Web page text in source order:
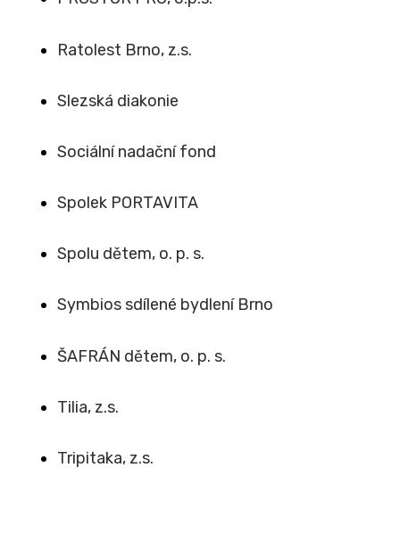
Ratolest Brno, z.s.
Slezská diakonie
Sociální nadační fond
Spolek PORTAVITA
Spolu dětem, o. p. s.
Symbios sdílené bydlení Brno
ŠAFRÁN dětem, o. p. s.
Tilia, z.s.
Tripitaka, z.s.